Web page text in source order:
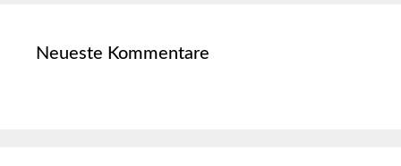
Neueste Kommentare